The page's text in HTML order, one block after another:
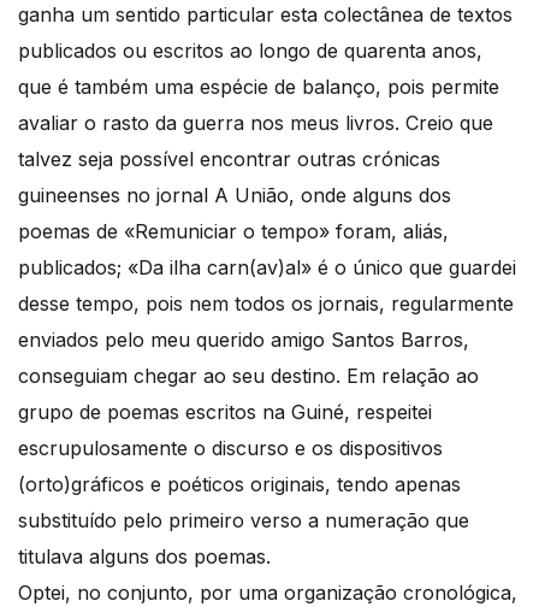
ganha um sentido particular esta colectânea de textos
publicados ou escritos ao longo de quarenta anos,
que é também uma espécie de balanço, pois permite
avaliar o rasto da guerra nos meus livros. Creio que
talvez seja possível encontrar outras crónicas
guineenses no jornal A União, onde alguns dos
poemas de «Remuniciar o tempo» foram, aliás,
publicados; «Da ilha carn(av)al» é o único que guardei
desse tempo, pois nem todos os jornais, regularmente
enviados pelo meu querido amigo Santos Barros,
conseguiam chegar ao seu destino. Em relação ao
grupo de poemas escritos na Guiné, respeitei
escrupulosamente o discurso e os dispositivos
(orto)gráficos e poéticos originais, tendo apenas
substituído pelo primeiro verso a numeração que
titulava alguns dos poemas.
Optei, no conjunto, por uma organização cronológica,